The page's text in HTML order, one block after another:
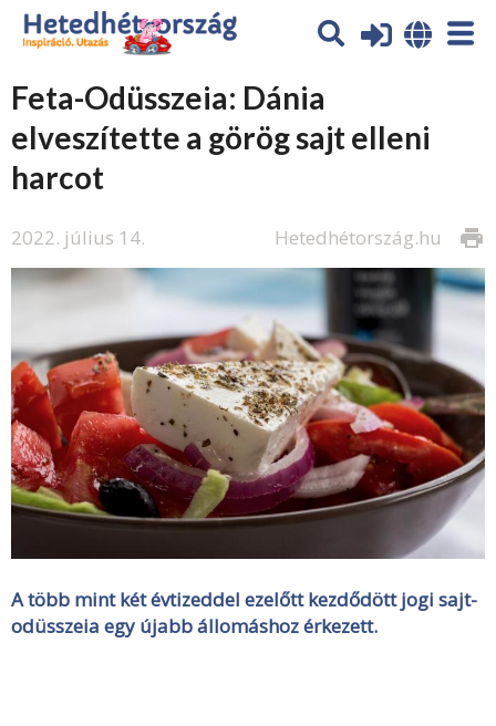
Feta-Odüsszeia: Dánia
elveszítette a görög sajt elleni
harcot
2022. július 14. print
Hetedhétország.hu
A több mint két évtizeddel ezelőtt kezdődött jogi sajt-
odüsszeia egy újabb állomáshoz érkezett.